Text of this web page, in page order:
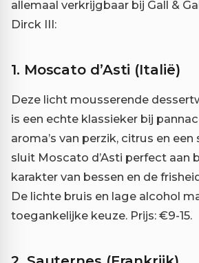
allemaal verkrijgbaar bij Gall &
Dirck III:
1. Moscato d’Asti (Italië)
Deze licht mousserende
is een echte klassieker bij
aroma’s van perzik, citrus en
sluit Moscato d’Asti perfect aan
karakter van bessen en de
De lichte bruis en lage alcohol
toegankelijke keuze. Prijs: €9-15.